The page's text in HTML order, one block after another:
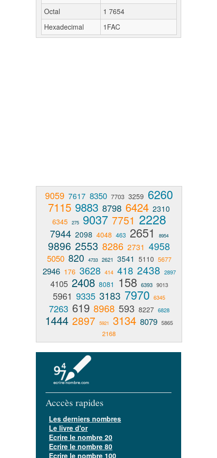
Octal
1 7654
Hexadecimal
1FAC
9059 7617 8350 7703 3259 6260
7115 9883 8798 6424 2310
6345 275 9037 7751 2228
7944 2098 4048 463 2651 8954
9896 2553 8286 2731 4958
5050 820 4733 2621 3541 5110 5677
2946 176 3628 414 418 2438 2897
4105 2408 8081 158 6393 9013
5961 9335 3183 7970 6345
7263 619 8968 593 8227 6828
1444 2897 5921 3134 8079 5865
2168
Acccès rapides
Les derniers nombres
Le livre d'or
Ecrire le nombre 20
Ecrire le nombre 80
Ecrire le nombre 100